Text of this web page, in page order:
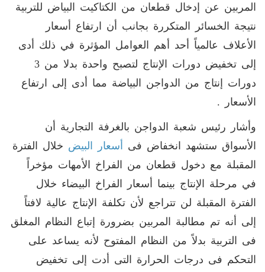
المربين عن إدخال قطعان من الكتاكيت البياض للتربية
نتيجة الخسائر المتكررة بجانب أن ارتفاع أسعار
الأعلاف عالمياً أحد أهم العوامل المؤثرة في ذلك أدى
إلى تخفيض دورات الإنتاج لتصبح واحدة بدلا من 3
دورات إنتاج من الدواجن البياضة مما أدى إلى ارتفاع
الأسعار .
وأشار رئيس شعبة الدواجن بالغرفة التجارية أن
الأسواق ستشهد انخفاض فى أسعار البيض خلال الفترة
المقبلة مع دخول قطعان من الفراخ الأمهات مؤخراً
في مرحلة الإنتاج بينما أسعار الفراخ البيضاء خلال
الفترة المقبلة لن تتراجع لأن تكلفة الإنتاج عالية لافتاً
إلى أنه تم مطالبة المربين بضرورة إتباع النظام المغلق
فى التربية بدلاً من النظام المفتوح لأنه يساعد على
التحكم فى درجات الحرارة التى أدت إلى تخفيض